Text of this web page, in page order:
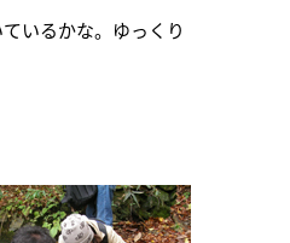
いるかな。ゆっくり